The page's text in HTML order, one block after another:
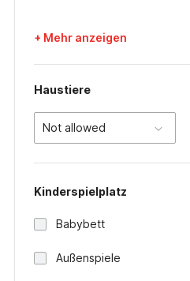
+ Mehr anzeigen
Haustiere
Not allowed
Kinderspielplatz
Babybett
Außenspiele